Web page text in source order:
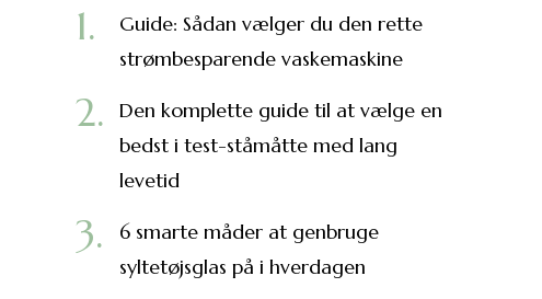
Guide: Sådan vælger du den rette
strømbesparende vaskemaskine
Den komplette guide til at vælge en
bedst i test-ståmåtte med lang
levetid
6 smarte måder at genbruge
syltetøjsglas på i hverdagen